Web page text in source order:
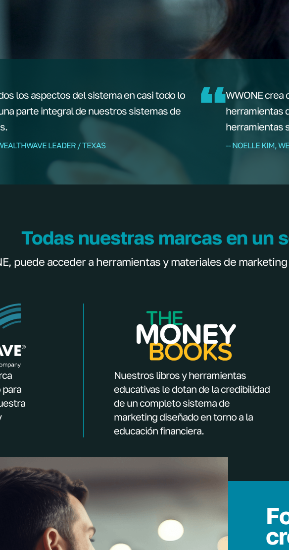
los aspectos del sistema en casi todo lo
parte integral de nuestros sistemas de
LEADER / TEXAS
WWONE crea
herramientas
herramientas
-- NOELLE KIM,
Todas nuestras marcas en un
puede acceder a herramientas y materiales de
para
Nuestros libros y herramientas
educativas le dotan de la credibilidad
de un completo sistema de
marketing diseñado en torno a la
educación financiera.